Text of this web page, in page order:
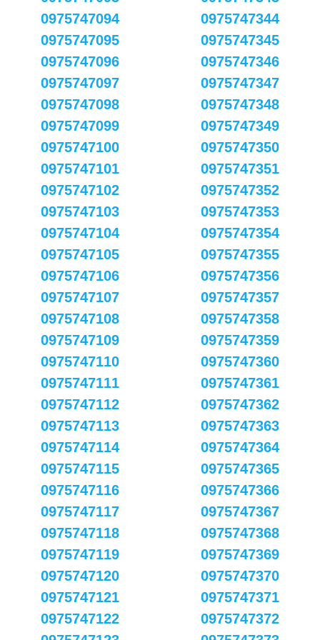
0975747094
0975747095
0975747096
0975747097
0975747098
0975747099
0975747100
0975747101
0975747102
0975747103
0975747104
0975747105
0975747106
0975747107
0975747108
0975747109
0975747110
0975747111
0975747112
0975747113
0975747114
0975747115
0975747116
0975747117
0975747118
0975747119
0975747120
0975747121
0975747122
0975747344
0975747345
0975747346
0975747347
0975747348
0975747349
0975747350
0975747351
0975747352
0975747353
0975747354
0975747355
0975747356
0975747357
0975747358
0975747359
0975747360
0975747361
0975747362
0975747363
0975747364
0975747365
0975747366
0975747367
0975747368
0975747369
0975747370
0975747371
0975747372